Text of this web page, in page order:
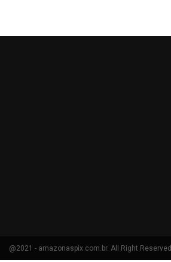
@2021 - amazonaspix.com.br. All Right Reserved.